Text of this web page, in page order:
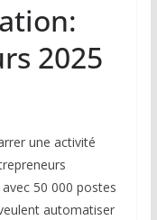
2025
une activité
50 000 postes
automatiser